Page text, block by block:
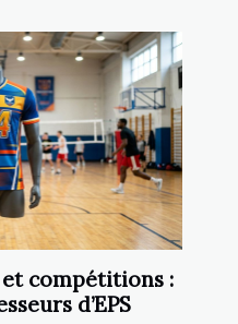
compétitions :
d’EPS